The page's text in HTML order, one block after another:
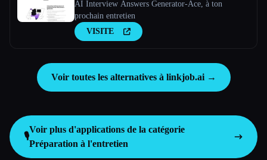
AI Interview Answers Generator-Ace, à ton
prochain entretien
VISITE
Voir toutes les alternatives à linkjob.ai →
🎙️
Voir plus d'applications de la catégorie
Préparation à l'entretien